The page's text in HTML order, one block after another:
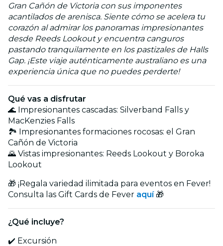
Gran Cañón de Victoria con sus imponentes
acantilados de arenisca. Siente cómo se acelera tu
corazón al admirar los panoramas impresionantes
desde Reeds Lookout y encuentra canguros
pastando tranquilamente en los pastizales de Halls
Gap. ¡Este viaje auténticamente australiano es una
experiencia única que no puedes perderte!
Qué vas a disfrutar
🌊 Impresionantes cascadas: Silverband Falls y
MacKenzies Falls
🏞️ Impresionantes formaciones rocosas: el Gran
Cañón de Victoria
🌄 Vistas impresionantes: Reeds Lookout y Boroka
Lookout
🎁 ¡Regala variedad ilimitada para eventos en Fever!
Consulta las Gift Cards de Fever aquí🎁
¿Qué incluye?
✔️ Excursión